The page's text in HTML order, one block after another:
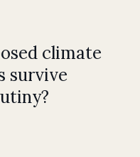
climate
survive